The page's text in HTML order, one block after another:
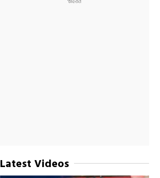
Latest Videos